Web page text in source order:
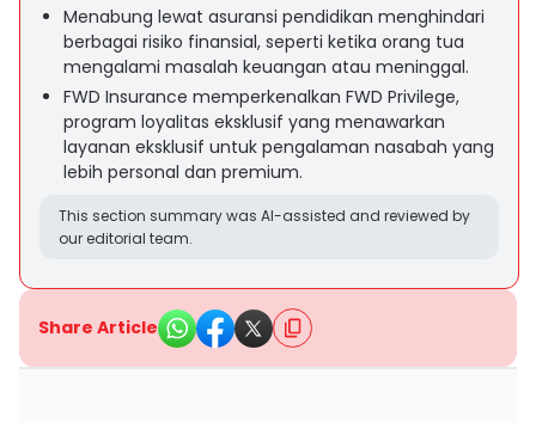
Menabung lewat asuransi pendidikan menghindari
berbagai risiko finansial, seperti ketika orang tua
mengalami masalah keuangan atau meninggal.
FWD Insurance memperkenalkan FWD Privilege,
program loyalitas eksklusif yang menawarkan
layanan eksklusif untuk pengalaman nasabah yang
lebih personal dan premium.
This section summary was AI-assisted and reviewed by
our editorial team.
Share Article